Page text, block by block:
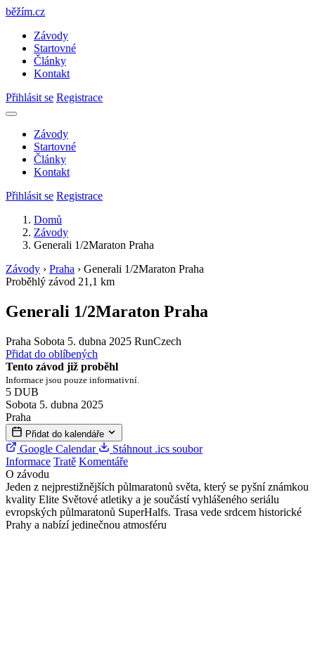
běžím.cz
Závody
Startovné
Články
Kontakt
Přihlásit se Registrace
Závody
Startovné
Články
Kontakt
Přihlásit se Registrace
Domů
Závody
Generali 1/2Maraton Praha
Závody › Praha › Generali 1/2Maraton Praha
Proběhlý závod 21,1 km
Generali 1/2Maraton Praha
Praha Sobota 5. dubna 2025 RunCzech
Přidat do oblíbených
Tento závod již proběhl
Informace jsou pouze informativní.
5 DUB
Sobota 5. dubna 2025
Praha
Přidat do kalendáře
Google Calendar
Stáhnout .ics soubor
Informace Tratě Komentáře
O závodu
Jeden z nejprestižnějších půlmaratonů světa, který se pyšní známkou
kvality Elite Světové atletiky a je součástí vyhlášeného seriálu
evropských půlmaratonů SuperHalfs. Trasa vede srdcem historické
Prahy a nabízí jedinečnou atmosféru